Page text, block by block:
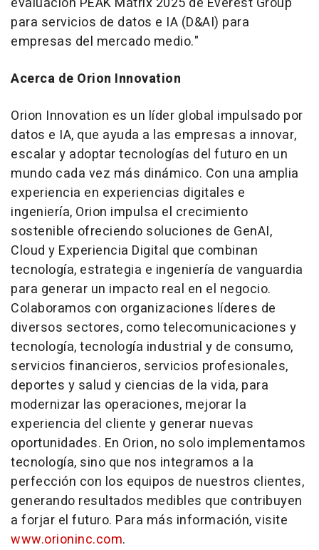
para servicios de datos e IA (D&AI) para
empresas del mercado medio."
Acerca de Orion Innovation
Orion Innovation es un líder global impulsado por
datos e IA, que ayuda a las empresas a innovar,
escalar y adoptar tecnologías del futuro en un
mundo cada vez más dinámico. Con una amplia
experiencia en experiencias digitales e
ingeniería, Orion impulsa el crecimiento
sostenible ofreciendo soluciones de GenAI,
Cloud y Experiencia Digital que combinan
tecnología, estrategia e ingeniería de vanguardia
para generar un impacto real en el negocio.
Colaboramos con organizaciones líderes de
diversos sectores, como telecomunicaciones y
tecnología, tecnología industrial y de consumo,
servicios financieros, servicios profesionales,
deportes y salud y ciencias de la vida, para
modernizar las operaciones, mejorar la
experiencia del cliente y generar nuevas
oportunidades. En Orion, no solo implementamos
tecnología, sino que nos integramos a la
perfección con los equipos de nuestros clientes,
generando resultados medibles que contribuyen
a forjar el futuro. Para más información, visite
www.orioninc.com.